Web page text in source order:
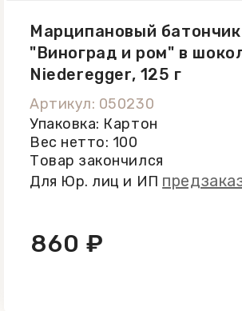
Марципановый батончик
"Виноград и ром" в
Niederegger, 125 г
Артикул: 050230
Упаковка: Картон
Вес нетто: 100
Товар закончился
Для Юр. лиц и ИП
860 ₽